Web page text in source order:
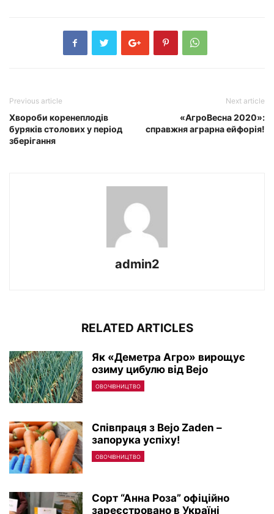
Previous article
Хвороби коренеплодів
буряків столових у період
зберігання
Next article
«АгроВесна 2020»:
справжня аграрна ейфорія!
admin2
RELATED ARTICLES
Як «Деметра Агро» вирощує
озиму цибулю від Bejo
ОВОЧІВНИЦТВО
Співпраця з Bejo Zaden –
запорука успіху!
ОВОЧІВНИЦТВО
Сорт “Анна Роза” офіційно
зареєстровано в Україні